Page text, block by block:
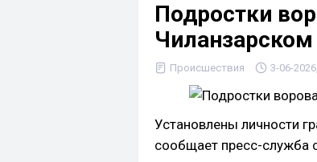
Подростки
Чиланзарском
Происшествия 3-06-
Установлены личности
сообщает пресс-служба